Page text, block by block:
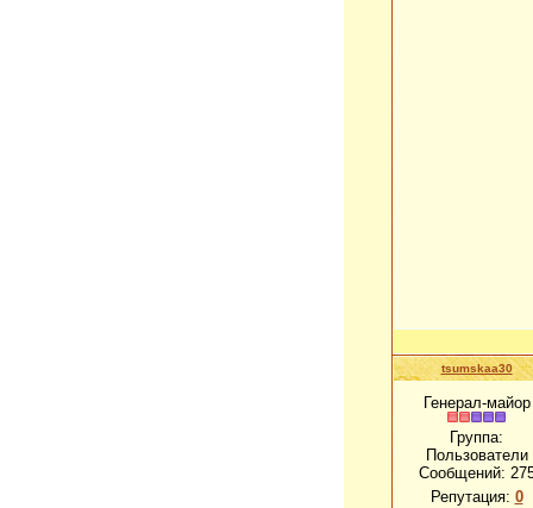
tsumskaa30
Генерал-майор
Группа:
Пользователи
Сообщений:
Репутация: 0